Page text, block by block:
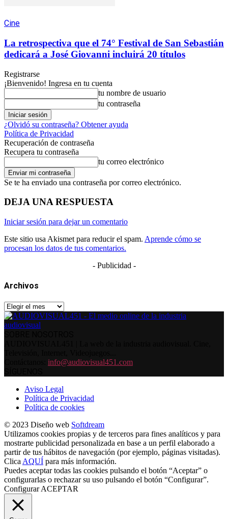
Cine
La retrospectiva que el 74° Festival de San Sebastián
dedicará a José Giovanni incluirá 20 títulos
Registrarse
¡Bienvenido! Ingresa en tu cuenta
tu nombre de usuario
tu contraseña
¿Olvidó su contraseña? Obtener ayuda
Política de Privacidad
Recuperación de contraseña
Recupera tu contraseña
tu correo electrónico
Se te ha enviado una contraseña por correo electrónico.
DEJA UNA RESPUESTA
Iniciar sesión para dejar un comentario
Este sitio usa Akismet para reducir el spam. Aprende cómo se
procesan los datos de tus comentarios.
- Publicidad -
Archivos
Archivos
info@audiovisual451.com
Aviso Legal
Política de Privacidad
Política de cookies
© 2023 Diseño web Softdream
Utilizamos cookies propias y de terceros para fines analíticos y para
mostrarte publicidad personalizada en base a un perfil elaborado a
partir de tus hábitos de navegación (por ejemplo, páginas visitadas).
Clica AQUÍ para más información.
Puedes aceptar todas las cookies pulsando el botón “Aceptar” o
configurarlas o rechazar su uso pulsando el botón “Configurar”.
Configurar ACEPTAR